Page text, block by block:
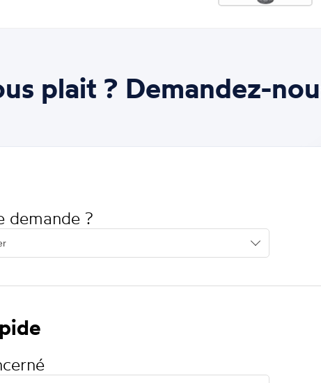
plait ? Demandez-
demande ?